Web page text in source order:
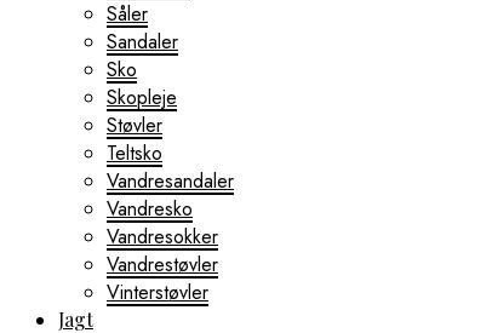
Såler
Sandaler
Sko
Skopleje
Støvler
Teltsko
Vandresandaler
Vandresko
Vandresokker
Vandrestøvler
Vinterstøvler
Jagt